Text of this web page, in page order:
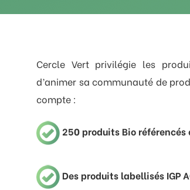
Cercle Vert privilégie les
d’animer sa communauté de
compte :
250 produits Bio référencés
Des produits labellisés IGP